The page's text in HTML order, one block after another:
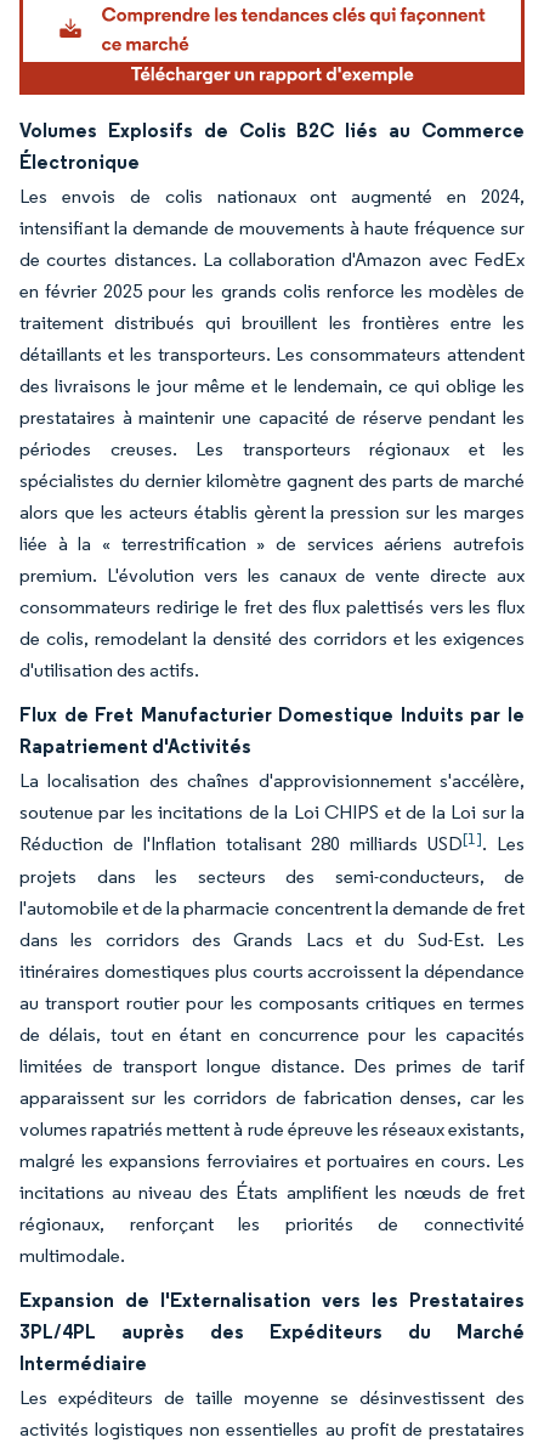
Volumes Explosifs de Colis B2C liés au Commerce
Électronique
Les envois de colis nationaux ont augmenté en 2024,
intensifiant la demande de mouvements à haute fréquence sur
de courtes distances. La collaboration d'Amazon avec FedEx
en février 2025 pour les grands colis renforce les modèles de
traitement distribués qui brouillent les frontières entre les
détaillants et les transporteurs. Les consommateurs attendent
des livraisons le jour même et le lendemain, ce qui oblige les
prestataires à maintenir une capacité de réserve pendant les
périodes creuses. Les transporteurs régionaux et les
spécialistes du dernier kilomètre gagnent des parts de marché
alors que les acteurs établis gèrent la pression sur les marges
liée à la « terrestrification » de services aériens autrefois
premium. L'évolution vers les canaux de vente directe aux
consommateurs redirige le fret des flux palettisés vers les flux
de colis, remodelant la densité des corridors et les exigences
d'utilisation des actifs.
Flux de Fret Manufacturier Domestique Induits par le
Rapatriement d'Activités
La localisation des chaînes d'approvisionnement s'accélère,
soutenue par les incitations de la Loi CHIPS et de la Loi sur la
Réduction de l'Inflation totalisant 280 milliards USD[1]. Les
projets dans les secteurs des semi-conducteurs, de
l'automobile et de la pharmacie concentrent la demande de fret
dans les corridors des Grands Lacs et du Sud-Est. Les
itinéraires domestiques plus courts accroissent la dépendance
au transport routier pour les composants critiques en termes
de délais, tout en étant en concurrence pour les capacités
limitées de transport longue distance. Des primes de tarif
apparaissent sur les corridors de fabrication denses, car les
volumes rapatriés mettent à rude épreuve les réseaux existants,
malgré les expansions ferroviaires et portuaires en cours. Les
incitations au niveau des États amplifient les nœuds de fret
régionaux, renforçant les priorités de connectivité
multimodale.
Expansion de l'Externalisation vers les Prestataires
3PL/4PL auprès des Expéditeurs du Marché
Intermédiaire
Les expéditeurs de taille moyenne se désinvestissent des
activités logistiques non essentielles au profit de prestataires